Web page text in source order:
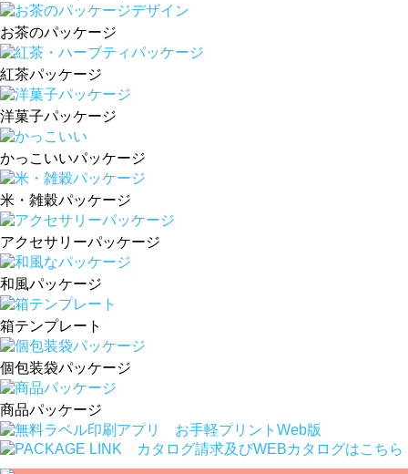
お茶のパッケージ
紅茶パッケージ
洋菓子パッケージ
かっこいいパッケージ
米・雑穀パッケージ
アクセサリーパッケージ
和風パッケージ
箱テンプレート
個包装袋パッケージ
商品パッケージ